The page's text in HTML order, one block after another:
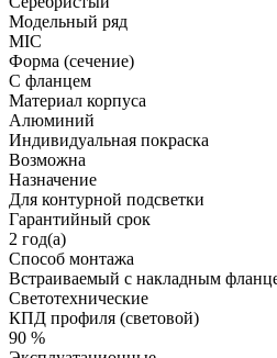
Модельный ряд
MIC
Форма (сечение)
С фланцем
Материал корпуса
Алюминий
Индивидуальная покраска
Возможна
Назначение
Для контурной подсветки
Гарантийный срок
2 год(а)
Способ монтажа
Встраиваемый с накладным
Светотехнические
КПД профиля (cветовой)
90 %